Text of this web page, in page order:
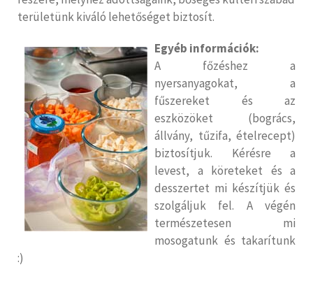
területünk kiváló lehetőséget biztosít.
Egyéb információk:
A főzéshez a
nyersanyagokat, a
fűszereket és az
eszközöket (bogrács,
állvány, tűzifa, ételrecept)
biztosítjuk. Kérésre a
levest, a köreteket és a
desszertet mi készítjük és
szolgáljuk fel. A végén
természetesen mi
mosogatunk és takarítunk
:)